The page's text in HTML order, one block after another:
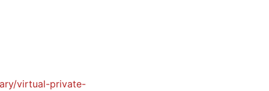
virtual-private-